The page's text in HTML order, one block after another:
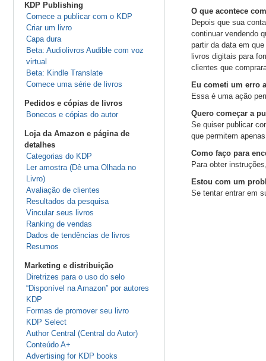
KDP Publishing
Comece a publicar com o KDP
Criar um livro
Capa dura
Beta: Audiolivros Audible com voz
virtual
Beta: Kindle Translate
Comece uma série de livros
Pedidos e cópias de livros
Bonecos e cópias do autor
Loja da Amazon e página de
detalhes
Categorias do KDP
Ler amostra (Dê uma Olhada no
Livro)
Avaliação de clientes
Resultados da pesquisa
Vincular seus livros
Ranking de vendas
Dados de tendências de livros
Resumos
Marketing e distribuição
Diretrizes para o uso do selo
“Disponível na Amazon” por autores
KDP
Formas de promover seu livro
KDP Select
Author Central (Central do Autor)
Conteúdo A+
Advertising for KDP books
O que acontece
Depois que sua
continuar vendendo
partir da data em
livros digitais para
clientes que
Eu cometi um erro
Essa é uma ação
Quero começar a
Se quiser publicar
que permitem
Como faço para
Para obter
Estou com um
Se tentar entrar em